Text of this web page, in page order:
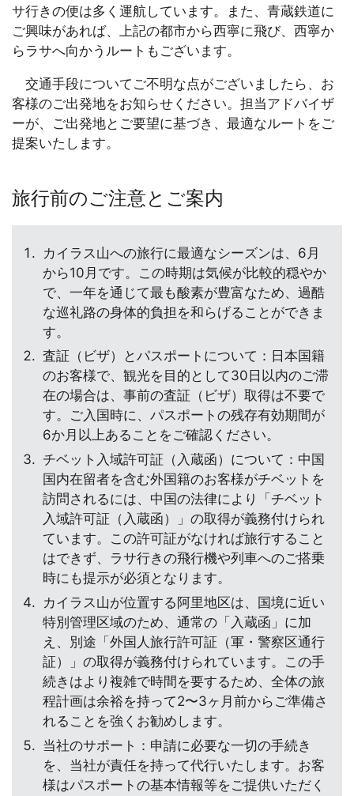
サ行きの便は多く運航しています。また、青蔵鉄道に
ご興味があれば、上記の都市から西寧に飛び、西寧か
らラサへ向かうルートもございます。
交通手段についてご不明な点がございましたら、お
客様のご出発地をお知らせください。担当アドバイザ
ーが、ご出発地とご要望に基づき、最適なルートをご
提案いたします。
旅行前のご注意とご案内
カイラス山への旅行に最適なシーズンは、6月
から10月です。この時期は気候が比較的穏やか
で、一年を通じて最も酸素が豊富なため、過酷
な巡礼路の身体的負担を和らげることができま
す。
査証（ビザ）とパスポートについて：日本国籍
のお客様で、観光を目的として30日以内のご滞
在の場合は、事前の査証（ビザ）取得は不要で
す。ご入国時に、パスポートの残存有効期間が
6か月以上あることをご確認ください。
チベット入域許可証（入蔵函）について：中国
国内在留者を含む外国籍のお客様がチベットを
訪問されるには、中国の法律により「チベット
入域許可証（入蔵函）」の取得が義務付けられ
ています。この許可証がなければ旅行すること
はできず、ラサ行きの飛行機や列車へのご搭乗
時にも提示が必須となります。
カイラス山が位置する阿里地区は、国境に近い
特別管理区域のため、通常の「入蔵函」に加
え、別途「外国人旅行許可証（軍・警察区通行
証）」の取得が義務付けられています。この手
続きはより複雑で時間を要するため、全体の旅
程計画は余裕を持って2〜3ヶ月前からご準備さ
れることを強くお勧めします。
当社のサポート：申請に必要な一切の手続き
を、当社が責任を持って代行いたします。お客
様はパスポートの基本情報等をご提供いただく